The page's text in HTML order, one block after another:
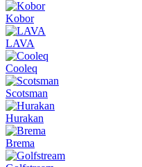
Kobor
LAVA
Cooleq
Scotsman
Hurakan
Brema